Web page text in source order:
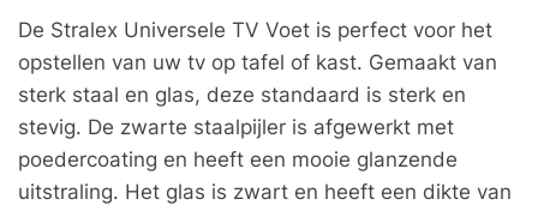
De Stralex Universele TV Voet is perfect voor het
opstellen van uw tv op tafel of kast. Gemaakt van
sterk staal en glas, deze standaard is sterk en
stevig. De zwarte staalpijler is afgewerkt met
poedercoating en heeft een mooie glanzende
uitstraling. Het glas is zwart en heeft een dikte van